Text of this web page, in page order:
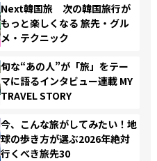
Next韓国旅 次の韓国旅行が
もっと楽しくなる 旅先・グル
メ・テクニック
旬な“あの人”が「旅」をテー
マに語るインタビュー連載 MY
TRAVEL STORY
今、こんな旅がしてみたい！地
球の歩き方が選ぶ2026年絶対
行くべき旅先30